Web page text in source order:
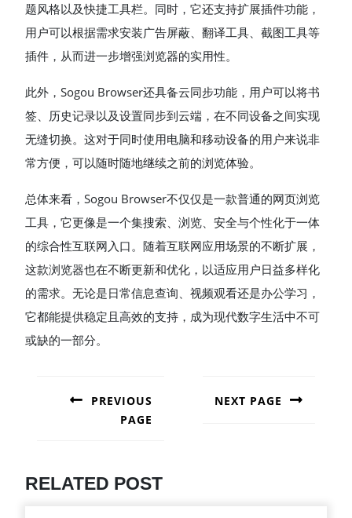
题风格以及快捷工具栏。同时，它还支持扩展插件功能，
用户可以根据需求安装广告屏蔽、翻译工具、截图工具等
插件，从而进一步增强浏览器的实用性。
此外，Sogou Browser还具备云同步功能，用户可以将书
签、历史记录以及设置同步到云端，在不同设备之间实现
无缝切换。这对于同时使用电脑和移动设备的用户来说非
常方便，可以随时随地继续之前的浏览体验。
总体来看，Sogou Browser不仅仅是一款普通的网页浏览
工具，它更像是一个集搜索、浏览、安全与个性化于一体
的综合性互联网入口。随着互联网应用场景的不断扩展，
这款浏览器也在不断更新和优化，以适应用户日益多样化
的需求。无论是日常信息查询、视频观看还是办公学习，
它都能提供稳定且高效的支持，成为现代数字生活中不可
或缺的一部分。
NAVIGATION
PREVIOUS
PAGE
NEXT PAGE
RELATED POST